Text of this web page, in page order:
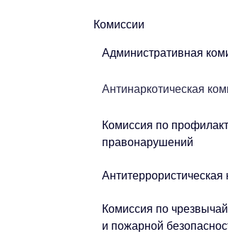
Комиссии
Административная
Антинаркотическая
Комиссия по
правонарушений
Антитеррористическая
Комиссия по
и пожарной